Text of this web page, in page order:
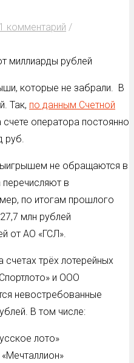
1 комментарий /
которые не забрали. В
Так, по данным Счетной
оператора постоянно
руб.
не обращаются в
перечисляют в
по итогам прошлого
млн рублей
от АО «ГСЛ».
трёх лотерейных
и ООО
невостребованные
В том числе:
лото»